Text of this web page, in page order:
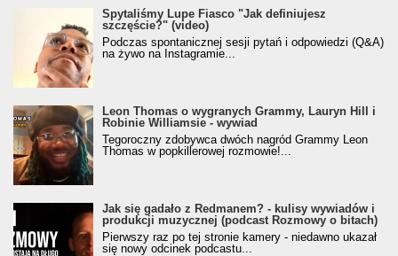
Spytaliśmy Lupe Fiasco "Jak definiujesz
szczęście?" (video)
Podczas spontanicznej sesji pytań i odpowiedzi (Q&A)
na żywo na Instagramie...
Leon Thomas o wygranych Grammy, Lauryn Hill i
Robinie Williamsie - wywiad
Tegoroczny zdobywca dwóch nagród Grammy Leon
Thomas w popkillerowej rozmowie!...
Jak się gadało z Redmanem? - kulisy wywiadów i
produkcji muzycznej (podcast Rozmowy o bitach)
Pierwszy raz po tej stronie kamery - niedawno ukazał
się nowy odcinek podcastu...